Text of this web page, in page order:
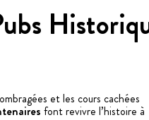
et les cours cachées
font revivre l’histoire à